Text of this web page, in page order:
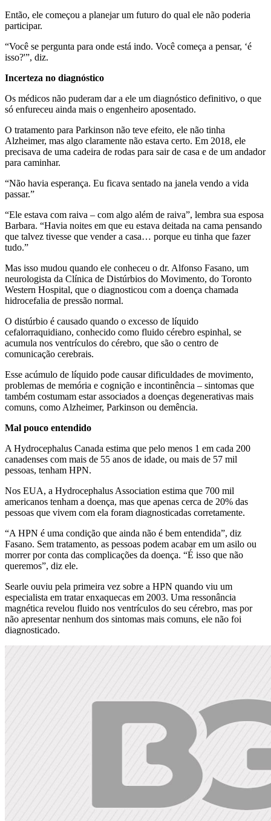
Então, ele começou a planejar um futuro do qual ele não poderia
participar.
“Você se pergunta para onde está indo. Você começa a pensar, ‘é
isso?'”, diz.
Incerteza no diagnóstico
Os médicos não puderam dar a ele um diagnóstico definitivo, o que
só enfureceu ainda mais o engenheiro aposentado.
O tratamento para Parkinson não teve efeito, ele não tinha
Alzheimer, mas algo claramente não estava certo. Em 2018, ele
precisava de uma cadeira de rodas para sair de casa e de um andador
para caminhar.
“Não havia esperança. Eu ficava sentado na janela vendo a vida
passar.”
“Ele estava com raiva – com algo além de raiva”, lembra sua esposa
Barbara. “Havia noites em que eu estava deitada na cama pensando
que talvez tivesse que vender a casa… porque eu tinha que fazer
tudo.”
Mas isso mudou quando ele conheceu o dr. Alfonso Fasano, um
neurologista da Clínica de Distúrbios do Movimento, do Toronto
Western Hospital, que o diagnosticou com a doença chamada
hidrocefalia de pressão normal.
O distúrbio é causado quando o excesso de líquido
cefalorraquidiano, conhecido como fluido cérebro espinhal, se
acumula nos ventrículos do cérebro, que são o centro de
comunicação cerebrais.
Esse acúmulo de líquido pode causar dificuldades de movimento,
problemas de memória e cognição e incontinência – sintomas que
também costumam estar associados a doenças degenerativas mais
comuns, como Alzheimer, Parkinson ou demência.
Mal pouco entendido
A Hydrocephalus Canada estima que pelo menos 1 em cada 200
canadenses com mais de 55 anos de idade, ou mais de 57 mil
pessoas, tenham HPN.
Nos EUA, a Hydrocephalus Association estima que 700 mil
americanos tenham a doença, mas que apenas cerca de 20% das
pessoas que vivem com ela foram diagnosticadas corretamente.
“A HPN é uma condição que ainda não é bem entendida”, diz
Fasano. Sem tratamento, as pessoas podem acabar em um asilo ou
morrer por conta das complicações da doença. “É isso que não
queremos”, diz ele.
Searle ouviu pela primeira vez sobre a HPN quando viu um
especialista em tratar enxaquecas em 2003. Uma ressonância
magnética revelou fluido nos ventrículos do seu cérebro, mas por
não apresentar nenhum dos sintomas mais comuns, ele não foi
diagnosticado.